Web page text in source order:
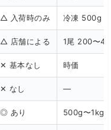
△ 入荷時のみ 冷凍 500g
△ 店舗による 1尾 200〜
✕ 基本なし 時価
✕ なし —
◎ あり 500g〜1kg